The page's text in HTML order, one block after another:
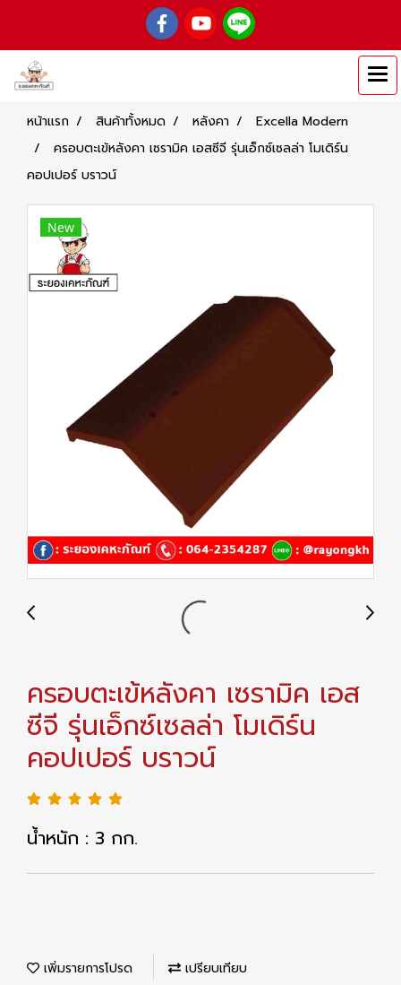
หน้าแรก สินค้าทั้งหมด หลังคา
Excella Modern
ครอบตะเข้หลังคา เซรามิค เอสซีจี รุ่นเอ็กซ์เซลล่า โมเดิร์น
คอปเปอร์ บราวน์
New
ครอบตะเข้หลังคา เซรามิค เอส
ซีจี รุ่นเอ็กซ์เซลล่า โมเดิร์น
คอปเปอร์ บราวน์
น้ำหนัก : 3 กก.
เพิ่มรายการโปรด เปรียบเทียบ